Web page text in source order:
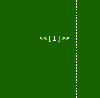
<< [ 1 ] >>